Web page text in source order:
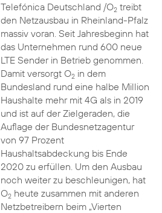
Telefónica Deutschland /O2treibt
den Netzausbau in Rheinland-Pfalz
massiv voran. Seit Jahresbeginn hat
das Unternehmen rund 600 neue
LTE Sender in Betrieb genommen.
Damit versorgt O2in dem
Bundesland rund eine halbe Million
Haushalte mehr mit 4G als in 2019
und ist auf der Zielgeraden, die
Auflage der Bundesnetzagentur
von 97 Prozent
Haushaltsabdeckung bis Ende
2020 zu erfüllen. Um den Ausbau
noch weiter zu beschleunigen, hat
O2heute zusammen mit anderen
Netzbetreibern beim „Vierten